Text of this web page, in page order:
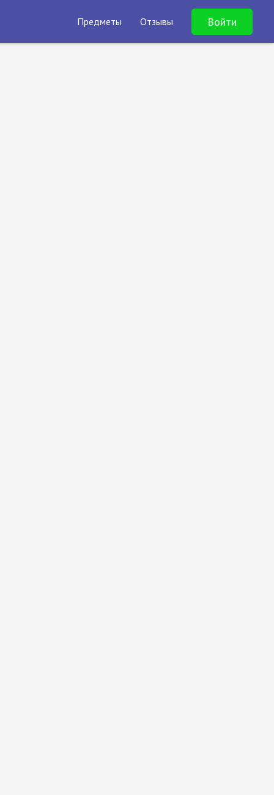
Предметы Отзывы Войти